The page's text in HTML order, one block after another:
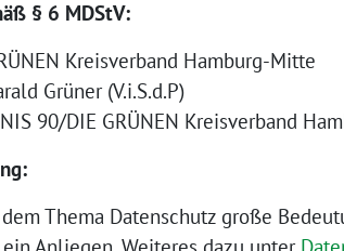
§ 6 MDStV:
Kreisverband Hamburg-Mitte
Grüner (V.i.S.d.P)
90/DIE GRÜNEN Kreisverband
Thema Datenschutz große